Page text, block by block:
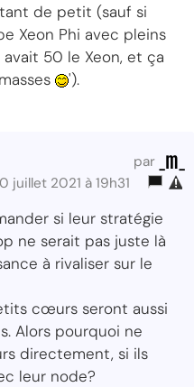
de petit (sauf si
Xeon Phi avec pleins
50 le Xeon, et ça
').
par _m_
juillet 2021 à 19h31
si leur stratégie
ne serait pas juste là
à rivaliser sur le
cœurs seront aussi
Alors pourquoi ne
directement, si ils
leur node?